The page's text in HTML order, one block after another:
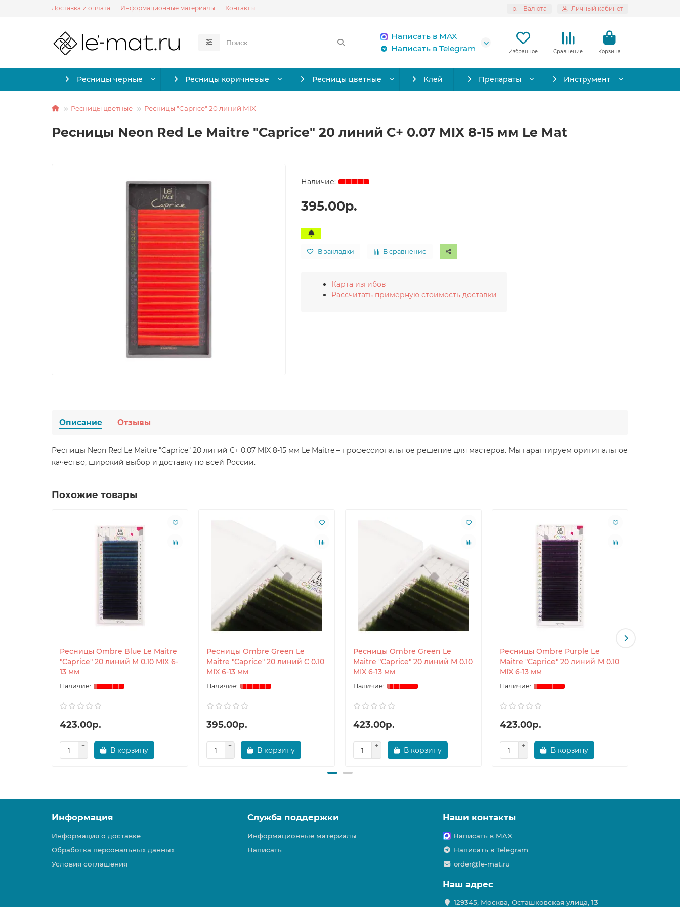
Доставка и оплата Информационные материалы Контакты р. Валюта Личный кабинет
Написать в MAX
Написать в Telegram
Избранное Сравнение Корзина
Ресницы черные Ресницы коричневые Ресницы цветные Клей Препараты Инструмент
Ресницы цветные Ресницы "Caprice" 20 линий MIX
Ресницы Neon Red Le Maitre "Caprice" 20 линий C+ 0.07 MIX 8-15 мм Le Mat
395.00р.
В закладки В сравнение
Карта изгибов
Рассчитать примерную стоимость доставки
Описание Отзывы
Ресницы Neon Red Le Maitre "Caprice" 20 линий C+ 0.07 MIX 8-15 мм Le Maitre – профессиональное решение для мастеров. Мы гарантируем оригинальное
качество, широкий выбор и доставку по всей России.
Похожие товары
Ресницы Ombre Blue Le Maitre
"Caprice" 20 линий M 0.10 MIX 6-
13 мм
423.00р.
В корзину
Ресницы Ombre Green Le
Maitre "Caprice" 20 линий C 0.10
MIX 6-13 мм
395.00р.
В корзину
Ресницы Ombre Green Le
Maitre "Caprice" 20 линий M 0.10
MIX 6-13 мм
423.00р.
В корзину
Ресницы Ombre Purple Le
Maitre "Caprice" 20 линий M 0.10
MIX 6-13 мм
423.00р.
В корзину
Информация
Информация о доставке
Обработка персональных данных
Условия соглашения
Служба поддержки
Информационные материалы
Написать
Наши контакты
Написать в MAX
Написать в Telegram
order@le-mat.ru
Наш адрес
129345, Москва, Осташковская улица, 13